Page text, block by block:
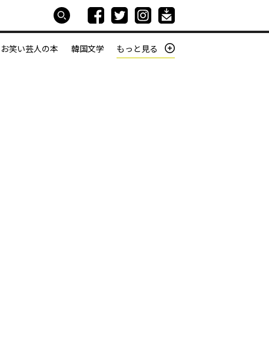
お笑い芸人の本 韓国文学 もっと見る